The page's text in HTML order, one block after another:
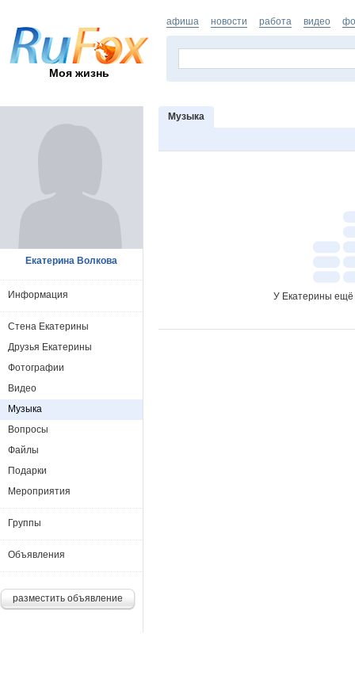
Моя жизнь
афиша новости работа видео
Музыка
У Екатерины ещё
Екатерина Волкова
Информация
Стена Екатерины
Друзья Екатерины
Фотографии
Видео
Музыка
Вопросы
Файлы
Подарки
Мероприятия
Группы
Объявления
разместить объявление